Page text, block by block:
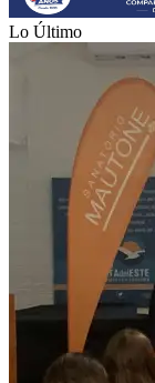
Lo Último